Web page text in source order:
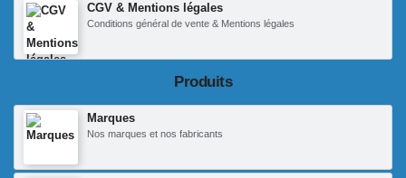
CGV & Mentions légales
Conditions général de vente & Mentions légales
Produits
Marques
Nos marques et nos fabricants